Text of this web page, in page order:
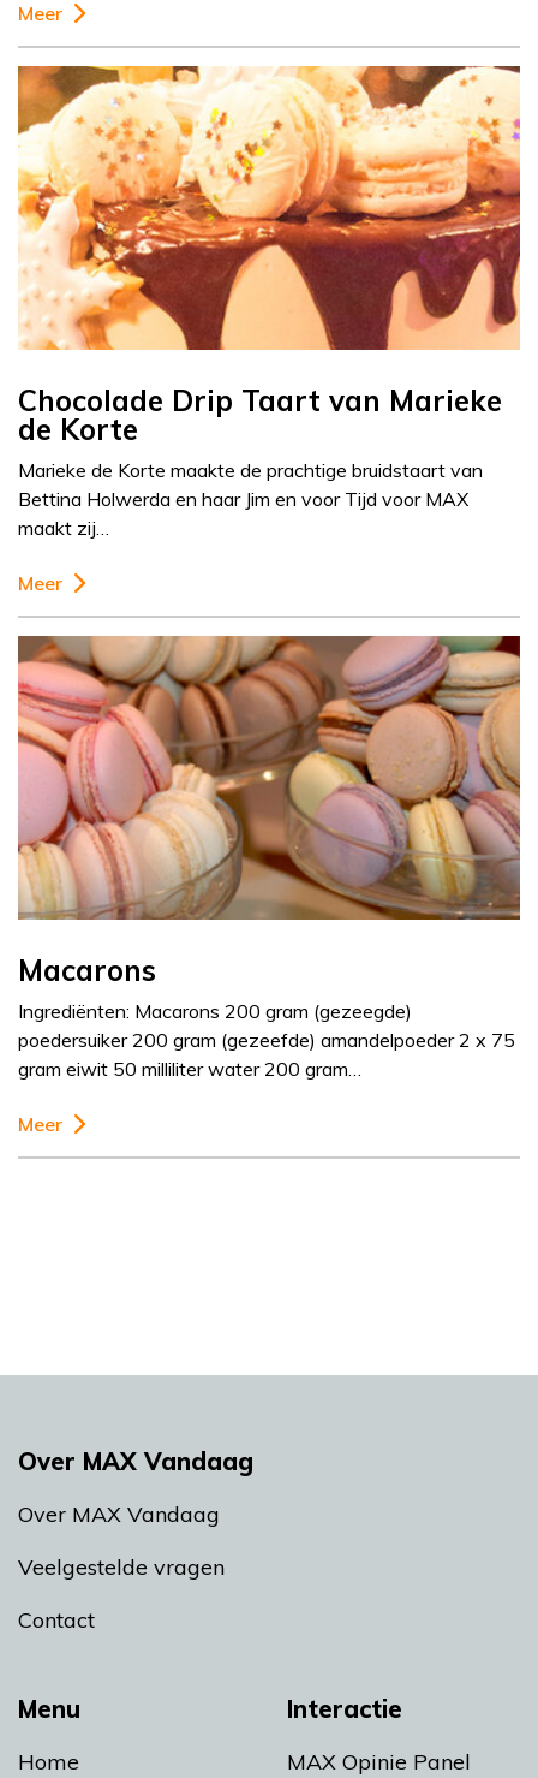
Meer
Chocolade Drip Taart van Marieke
de Korte
Marieke de Korte maakte de prachtige bruidstaart van
Bettina Holwerda en haar Jim en voor Tijd voor MAX
maakt zij…
Meer
Macarons
Ingrediënten: Macarons 200 gram (gezeegde)
poedersuiker 200 gram (gezeefde) amandelpoeder 2 x 75
gram eiwit 50 milliliter water 200 gram…
Meer
Menu
Home
Interactie
MAX Opinie Panel
Over MAX Vandaag
Over MAX Vandaag
Veelgestelde vragen
Contact